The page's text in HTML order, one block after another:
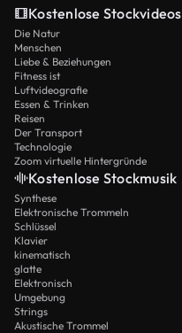
Kostenlose Stockvideos
Die Natur
Menschen
Liebe & Beziehungen
Fitness ist
Luftvideografie
Essen & Trinken
Reisen
Der Transport
Technologie
Zoom virtuelle Hintergründe
Kostenlose Stockmusik
Synthese
Elektronische Trommeln
Schlüssel
Klavier
kinematisch
glatte
Elektronisch
Umgebung
Strings
Akustische Trommel